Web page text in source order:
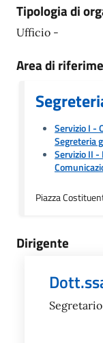
Tipologia di
Ufficio -
Area di
Servizio I -
Segreteria
Servizio II -
Piazza
Dirigente